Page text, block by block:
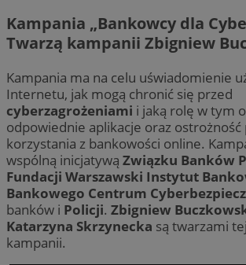
Kampania „Bankowcy dla
Twarzą kampanii Zbigniew
Kampania ma na celu uświadomienie
Internetu, jak mogą chronić się przed
cyberzagrożeniami i jaką rolę w tym
odpowiednie aplikacje oraz ostrożność
korzystania z bankowości online.
wspólną inicjatywą Związku Banków
Fundacji Warszawski Instytut
Bankowego Centrum
banków i Policji. Zbigniew
Katarzyna Skrzynecka są twarzami
kampanii.